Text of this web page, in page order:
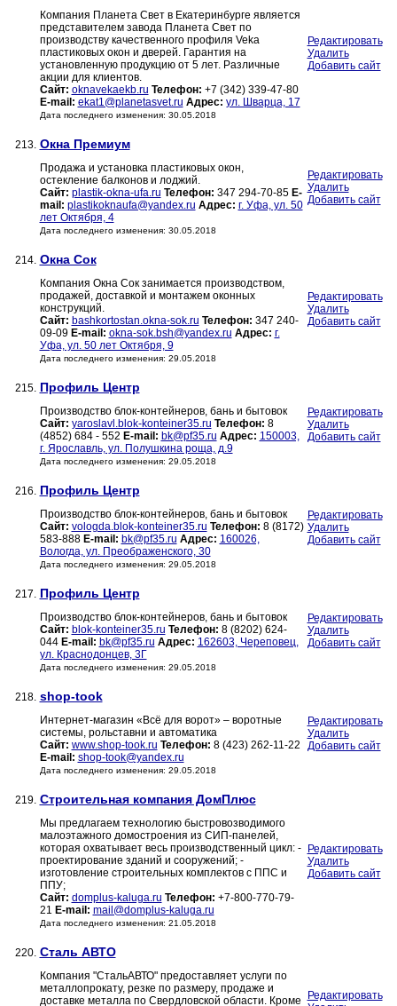
Компания Планета Свет в Екатеринбурге является
представителем завода Планета Свет по
производству качественного профиля Veka
пластиковых окон и дверей. Гарантия на
установленную продукцию от 5 лет. Различные
акции для клиентов.
Сайт: oknavekaekb.ru Телефон: +7 (342) 339-47-80
E-mail: ekat1@planetasvet.ru Адрес: ул. Шварца, 17
Дата последнего изменения: 30.05.2018
Редактировать
Удалить
Добавить сайт
213. Окна Премиум
Продажа и установка пластиковых окон,
остекление балконов и лоджий.
Сайт: plastik-okna-ufa.ru Телефон: 347 294-70-85 E-
mail: plastikoknaufa@yandex.ru Адрес: г. Уфа, ул. 50
лет Октября, 4
Дата последнего изменения: 30.05.2018
Редактировать
Удалить
Добавить сайт
214. Окна Сок
Компания Окна Сок занимается производством,
продажей, доставкой и монтажем оконных
конструкций.
Сайт: bashkortostan.okna-sok.ru Телефон: 347 240-
09-09 E-mail: okna-sok.bsh@yandex.ru Адрес: г.
Уфа, ул. 50 лет Октября, 9
Дата последнего изменения: 29.05.2018
Редактировать
Удалить
Добавить сайт
215. Профиль Центр
Производство блок-контейнеров, бань и бытовок
Сайт: yaroslavl.blok-konteiner35.ru Телефон: 8
(4852) 684 - 552 E-mail: bk@pf35.ru Адрес: 150003,
г. Ярославль, ул. Полушкина роща, д.9
Дата последнего изменения: 29.05.2018
Редактировать
Удалить
Добавить сайт
216. Профиль Центр
Производство блок-контейнеров, бань и бытовок
Сайт: vologda.blok-konteiner35.ru Телефон: 8 (8172)
583-888 E-mail: bk@pf35.ru Адрес: 160026,
Вологда, ул. Преображенского, 30
Дата последнего изменения: 29.05.2018
Редактировать
Удалить
Добавить сайт
217. Профиль Центр
Производство блок-контейнеров, бань и бытовок
Сайт: blok-konteiner35.ru Телефон: 8 (8202) 624-
044 E-mail: bk@pf35.ru Адрес: 162603, Череповец,
ул. Краснодонцев, 3Г
Дата последнего изменения: 29.05.2018
Редактировать
Удалить
Добавить сайт
218. shop-took
Интернет-магазин «Всё для ворот» – воротные
системы, рольставни и автоматика
Сайт: www.shop-took.ru Телефон: 8 (423) 262-11-22
E-mail: shop-took@yandex.ru
Дата последнего изменения: 29.05.2018
Редактировать
Удалить
Добавить сайт
219. Строительная компания ДомПлюс
Мы предлагаем технологию быстровозводимого
малоэтажного домостроения из СИП-панелей,
которая охватывает весь производственный цикл: -
проектирование зданий и сооружений; -
изготовление строительных комплектов с ППС и
ППУ;
Сайт: domplus-kaluga.ru Телефон: +7-800-770-79-
21 E-mail: mail@domplus-kaluga.ru
Дата последнего изменения: 21.05.2018
Редактировать
Удалить
Добавить сайт
220. Сталь АВТО
Компания "СтальАВТО" предоставляет услуги по
металлопрокату, резке по размеру, продаже и
доставке металла по Свердловской области. Кроме
Редактировать